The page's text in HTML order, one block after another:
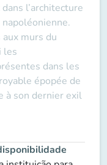
l’architecture
aux murs du
les
dans les
épopée de
à son dernier exil